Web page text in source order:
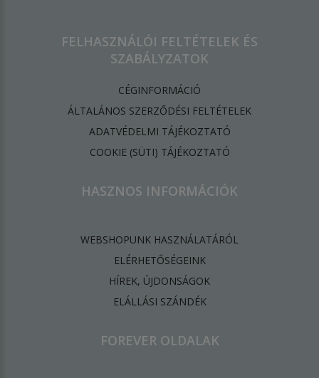
FELHASZNÁLÓI FELTÉTELEK ÉS
SZABÁLYZATOK
CÉGINFORMÁCIÓ
ÁLTALÁNOS SZERZŐDÉSI FELTÉTELEK
ADATVÉDELMI TÁJÉKOZTATÓ
​COOKIE (SÜTI) TÁJÉKOZTATÓ
HASZNOS INFORMÁCIÓK
WEBSHOPUNK HASZNÁLATÁRÓL
ELÉRHETŐSÉGEINK
HÍREK, ÚJDONSÁGOK
ELÁLLÁSI SZÁNDÉK
FOREVER OLDALAK